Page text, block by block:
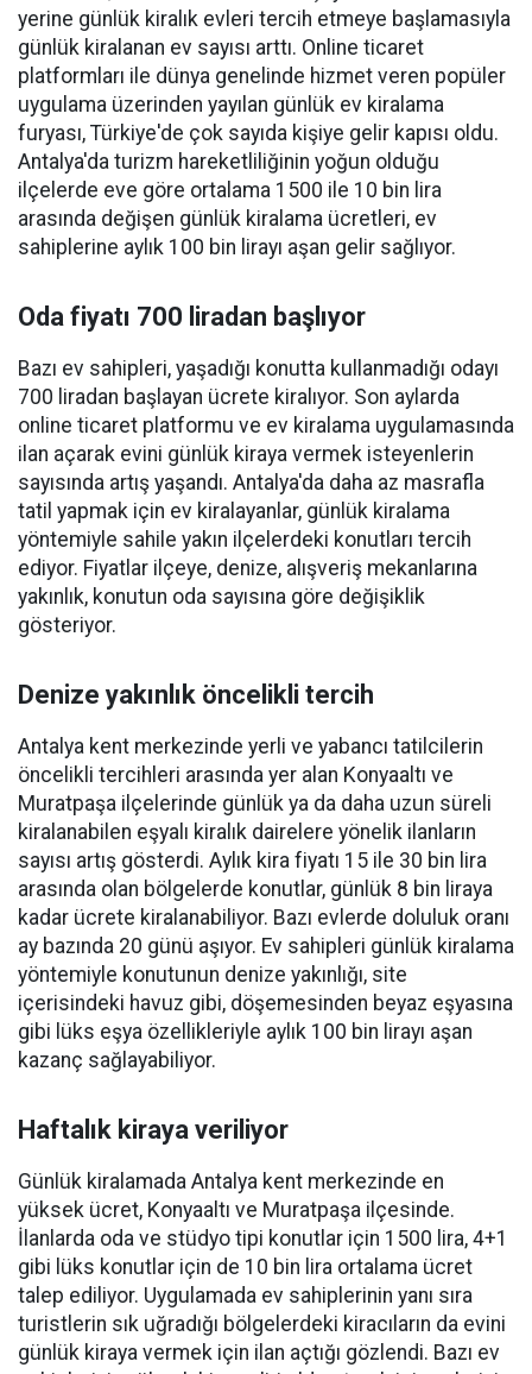
yerine günlük kiralık evleri tercih etmeye başlamasıyla
günlük kiralanan ev sayısı arttı. Online ticaret
platformları ile dünya genelinde hizmet veren popüler
uygulama üzerinden yayılan günlük ev kiralama
furyası, Türkiye'de çok sayıda kişiye gelir kapısı oldu.
Antalya'da turizm hareketliliğinin yoğun olduğu
ilçelerde eve göre ortalama 1500 ile 10 bin lira
arasında değişen günlük kiralama ücretleri, ev
sahiplerine aylık 100 bin lirayı aşan gelir sağlıyor.
Oda fiyatı 700 liradan başlıyor
Bazı ev sahipleri, yaşadığı konutta kullanmadığı odayı
700 liradan başlayan ücrete kiralıyor. Son aylarda
online ticaret platformu ve ev kiralama uygulamasında
ilan açarak evini günlük kiraya vermek isteyenlerin
sayısında artış yaşandı. Antalya'da daha az masrafla
tatil yapmak için ev kiralayanlar, günlük kiralama
yöntemiyle sahile yakın ilçelerdeki konutları tercih
ediyor. Fiyatlar ilçeye, denize, alışveriş mekanlarına
yakınlık, konutun oda sayısına göre değişiklik
gösteriyor.
Denize yakınlık öncelikli tercih
Antalya kent merkezinde yerli ve yabancı tatilcilerin
öncelikli tercihleri arasında yer alan Konyaaltı ve
Muratpaşa ilçelerinde günlük ya da daha uzun süreli
kiralanabilen eşyalı kiralık dairelere yönelik ilanların
sayısı artış gösterdi. Aylık kira fiyatı 15 ile 30 bin lira
arasında olan bölgelerde konutlar, günlük 8 bin liraya
kadar ücrete kiralanabiliyor. Bazı evlerde doluluk oranı
ay bazında 20 günü aşıyor. Ev sahipleri günlük kiralama
yöntemiyle konutunun denize yakınlığı, site
içerisindeki havuz gibi, döşemesinden beyaz eşyasına
gibi lüks eşya özellikleriyle aylık 100 bin lirayı aşan
kazanç sağlayabiliyor.
Haftalık kiraya veriliyor
Günlük kiralamada Antalya kent merkezinde en
yüksek ücret, Konyaaltı ve Muratpaşa ilçesinde.
İlanlarda oda ve stüdyo tipi konutlar için 1500 lira, 4+1
gibi lüks konutlar için de 10 bin lira ortalama ücret
talep ediliyor. Uygulamada ev sahiplerinin yanı sıra
turistlerin sık uğradığı bölgelerdeki kiracıların da evini
günlük kiraya vermek için ilan açtığı gözlendi. Bazı ev